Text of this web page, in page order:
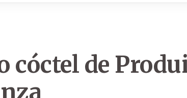
cóctel de